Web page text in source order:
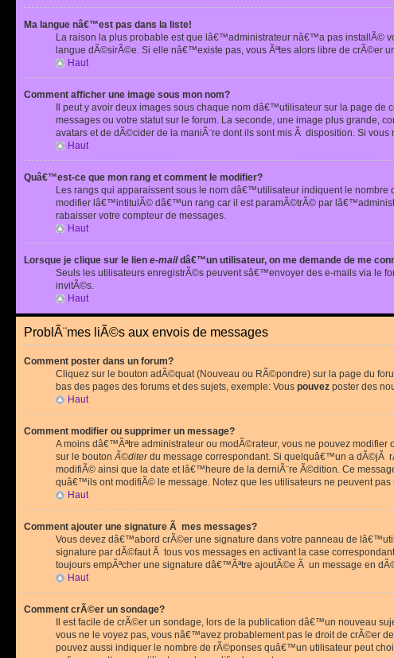
Ma langue nâ€™est pas dans la liste!
La raison la plus probable est que lâ€™administrateur nâ€™a pas installÃ©
langue dÃ©sirÃ©e. Si elle nâ€™existe pas, vous Ãªtes alors libre de crÃ©er
Haut
Comment afficher une image sous mon nom?
Il peut y avoir deux images sous chaque nom dâ€™utilisateur sur la page
messages ou votre statut sur le forum. La seconde, une image plus
avatars et de dÃ©cider de la maniÃ¨re dont ils sont mis Ã disposition. Si
Haut
Quâ€™est-ce que mon rang et comment le modifier?
Les rangs qui apparaissent sous le nom dâ€™utilisateur indiquent le
modifier lâ€™intitulÃ© dâ€™un rang car il est paramÃ©trÃ© par
rabaisser votre compteur de messages.
Haut
Lorsque je clique sur le lien e-maildâ€™un utilisateur, on me demande de me
Seuls les utilisateurs enregistrÃ©s peuvent sâ€™envoyer des e-mails via le
invitÃ©s.
Haut
ProblÃ¨mes liÃ©s aux envois de messages
Comment poster dans un forum?
Cliquez sur le bouton adÃ©quat (Nouveau ou RÃ©pondre) sur la page du
bas des pages des forums et des sujets, exemple: Vous pouvez poster des
Haut
Comment modifier ou supprimer un message?
A moins dâ€™Ãªtre administrateur ou modÃ©rateur, vous ne pouvez
sur le boutonÃ©diterdu message correspondant. Si quelquâ€™un a dÃ©jÃ
modifiÃ© ainsi que la date et lâ€™heure de la derniÃ¨re Ã©dition. Ce
quâ€™ils ont modifiÃ© le message. Notez que les utilisateurs ne peuvent
Haut
Comment ajouter une signature Ã mes messages?
Vous devez dâ€™abord crÃ©er une signature dans votre panneau de
signature par dÃ©faut Ã tous vos messages en activant la case
toujours empÃªcher une signature dâ€™Ãªtre ajoutÃ©e Ã un message en
Haut
Comment crÃ©er un sondage?
Il est facile de crÃ©er un sondage, lors de la publication dâ€™un nouveau
vous ne le voyez pas, vous nâ€™avez probablement pas le droit de crÃ©er
pouvez aussi indiquer le nombre de rÃ©ponses quâ€™un utilisateur peut